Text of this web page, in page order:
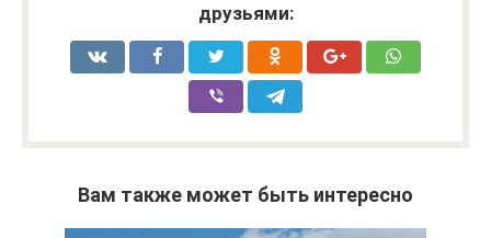
друзьями:
Вам также может быть интересно